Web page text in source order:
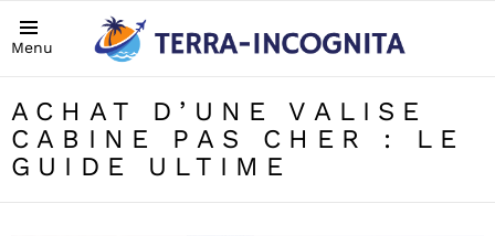
Menu
ACHAT D’UNE VALISE
CABINE PAS CHER : LE
GUIDE ULTIME